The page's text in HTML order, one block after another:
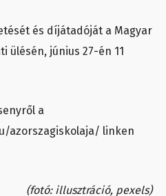
és díjátadóját a Magyar
ülésén, június 27-én 11
a
azorszagiskolaja/ linken
(fotó: illusztráció, pexels)